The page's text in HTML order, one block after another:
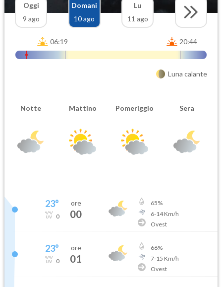
Oggi
9 ago
Domani
10 ago
Lu
11 ago
06:19 20:44
Luna calante
Notte Mattino Pomeriggio Sera
23°
0
ore
00
65%
6-14Km/h
Ovest
23°
0
ore
01
66%
7-15 Km/h
Ovest